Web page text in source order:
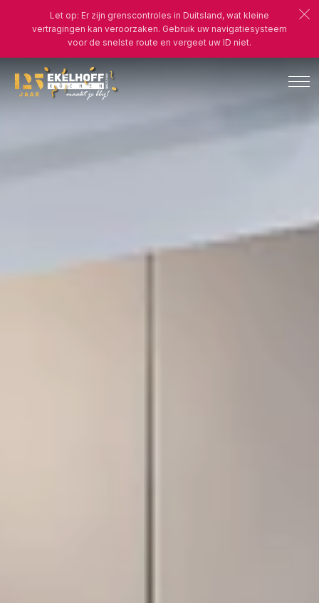
Let op: Er zijn grenscontroles in Duitsland, wat kleine
vertragingen kan veroorzaken. Gebruik uw navigatiesysteem
voor de snelste route en vergeet uw ID niet.